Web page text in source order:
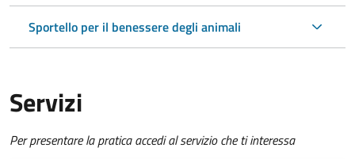
Sportello per il benessere degli animali
Servizi
Per presentare la pratica accedi al servizio che ti interessa